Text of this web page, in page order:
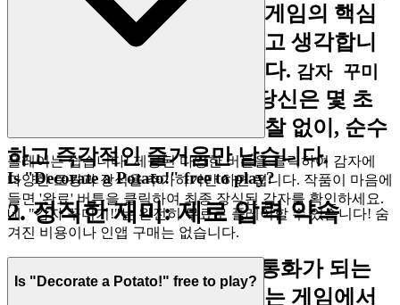
영감이 떠오르는 순간 바로 게임의 핵심
으로 뛰어들 수 있어야 한다고 생각합니
다. 이것이 우리의 약속입니다. 감자 꾸미
를 플레이하고 싶을 때, 당신은 몇 초
만에 게임에 접속합니다. 마찰 없이, 순수
하고 즉각적인 즐거움만 남습니다.
2. 정직한 재미: 제로 압력 약속
당신의 즐거움만이 유일한 통화가 되는
공간을 상상해 보세요. 우리는 게임에서
플레이는 쉽습니다! 제공된 다양한 버튼을 클릭하여 감자에
다양한 토핑과 장식을 추가하기만 하면 됩니다. 작품이 마음에
들면 '완료' 버튼을 클릭하여 최종 장식된 감자를 확인하세요.
Is "Decorate a Potato!" free to play?
네, "감자 꾸미기!"는 완전히 무료로 플레이할 수 있습니다! 숨
겨진 비용이나 인앱 구매는 없습니다.
Is "Decorate a Potato!" free to play?